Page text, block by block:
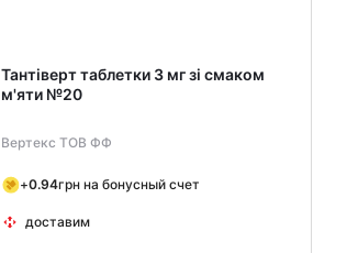
Тантіверт таблетки 3 мг зі смаком
м'яти №20
Вертекс ТОВ ФФ
+0.94грн на бонусный счет
доставим